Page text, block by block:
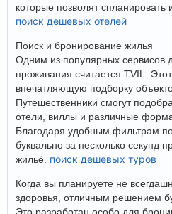
которые позволят спланировать
поиск дешевых отелей
Поиск и бронирование жилья
Одним из популярных сервисов
проживания считается TVIL.
впечатляющую подборку
Путешественники смогут
отели, виллы и различные
Благодаря удобным фильтрам
буквально за несколько секунд
жильё. поиск дешевых туров
Когда вы планируете не
здоровья, отличным решением